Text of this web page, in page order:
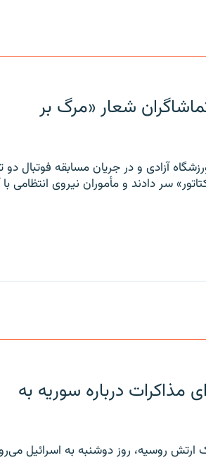
شعار «مرگ بر
آزادی و در جریان مسابقه فوتبال دو
سر دادند و مأموران نیروی انتظامی با
درباره سوریه به
روسیه، روز دوشنبه به اسرائیل